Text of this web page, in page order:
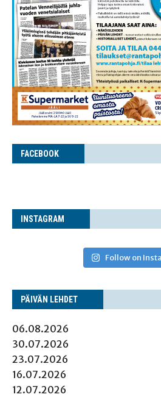
FACE­BOOK
INS­TA­GRAM
Follow on
PÄI­VÄN LEHDET
06.08.2026
30.07.2026
23.07.2026
16.07.2026
12.07.2026